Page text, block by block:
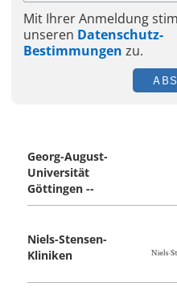
Mit Ihrer Anmeldung
unseren Datenschutz-
Bestimmungen zu.
Georg-August-
Universität
Göttingen --
Niels-Stensen-
Kliniken